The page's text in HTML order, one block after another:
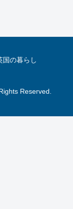
国の暮らし
Reserved.